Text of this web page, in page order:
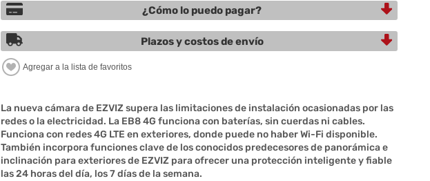
¿Cómo lo puedo pagar?
Plazos y costos de envío
La nueva cámara de EZVIZ supera las limitaciones de instalación ocasionadas por las
redes o la electricidad. La EB8 4G funciona con baterías, sin cuerdas ni cables.
Funciona con redes 4G LTE en exteriores, donde puede no haber Wi-Fi disponible.
También incorpora funciones clave de los conocidos predecesores de panorámica e
inclinación para exteriores de EZVIZ para ofrecer una protección inteligente y fiable
las 24 horas del día, los 7 días de la semana.